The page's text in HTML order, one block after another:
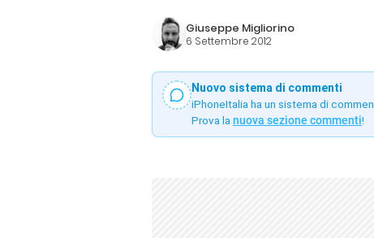
Giuseppe Migliorino
6 Settembre 2012
Nuovo sistema di commenti
iPhoneItalia ha un sistema di
Prova la nuova sezione commenti!